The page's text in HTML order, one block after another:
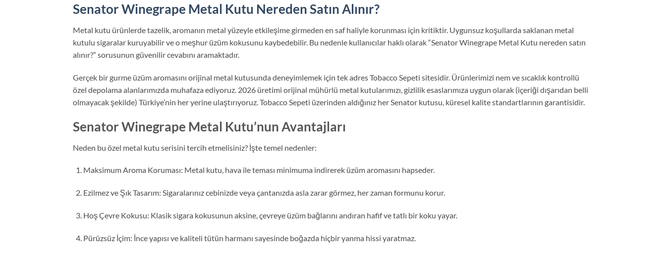
Senator Winegrape Metal Kutu Nereden Satın Alınır?
Metal kutu ürünlerde tazelik, aromanın metal yüzeyle etkileşime girmeden en saf haliyle korunması için kritiktir. Uygunsuz koşullarda saklanan metal
kutulu sigaralar kuruyabilir ve o meşhur üzüm kokusunu kaybedebilir. Bu nedenle kullanıcılar haklı olarak “Senator Winegrape Metal Kutu nereden satın
alınır?” sorusunun güvenilir cevabını aramaktadır.
Gerçek bir gurme üzüm aromasını orijinal metal kutusunda deneyimlemek için tek adres Tobacco Sepeti sitesidir. Ürünlerimizi nem ve sıcaklık kontrollü
özel depolama alanlarımızda muhafaza ediyoruz. 2026 üretimi orijinal mühürlü metal kutularımızı, gizlilik esaslarımıza uygun olarak (içeriği dışarıdan belli
olmayacak şekilde) Türkiye’nin her yerine ulaştırıyoruz. Tobacco Sepeti üzerinden aldığınız her Senator kutusu, küresel kalite standartlarının garantisidir.
Senator Winegrape Metal Kutu’nun Avantajları
Neden bu özel metal kutu serisini tercih etmelisiniz? İşte temel nedenler:
Maksimum Aroma Koruması: Metal kutu, hava ile teması minimuma indirerek üzüm aromasını hapseder.
Ezilmez ve Şık Tasarım: Sigaralarınız cebinizde veya çantanızda asla zarar görmez, her zaman formunu korur.
Hoş Çevre Kokusu: Klasik sigara kokusunun aksine, çevreye üzüm bağlarını andıran hafif ve tatlı bir koku yayar.
Pürüzsüz İçim: İnce yapısı ve kaliteli tütün harmanı sayesinde boğazda hiçbir yanma hissi yaratmaz.